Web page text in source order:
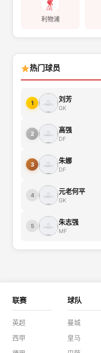
利物浦
热门球员
1 刘芳
GK
2 高强
DF
3 朱娜
DF
4 元老何平
GK
5 朱志强
MF
联赛
英超
西甲
球队
曼城
皇马